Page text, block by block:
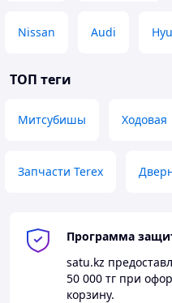
Nissan Audi
ТОП теги
Митсубишы Ходовая
Запчасти Terex
Программа
satu.kz
50 000 тг при
корзину.